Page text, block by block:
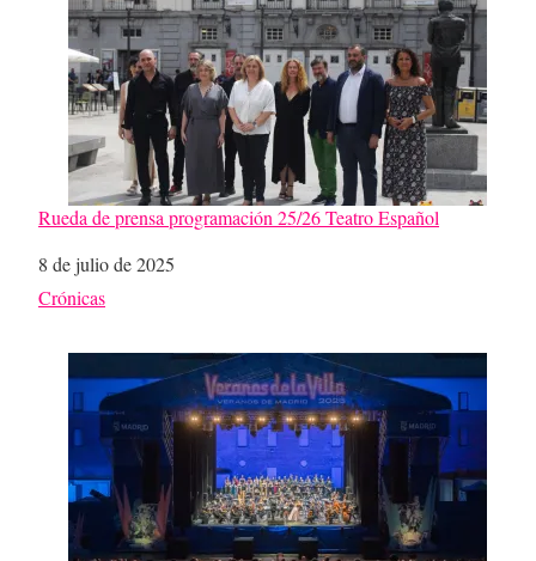
Rueda de prensa programación 25/26 Teatro Español
Fecha
8 de julio de 2025
Respecto a
Crónicas